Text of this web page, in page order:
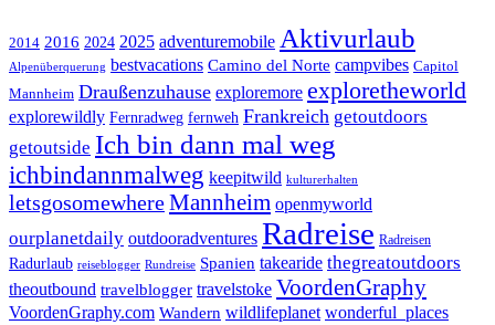
2014 2016 2024 2025 adventuremobile Aktivurlaub
Alpenüberquerung bestvacations Camino del Norte campvibes Capitol
Mannheim Draußenzuhause exploremore exploretheworld
explorewildly Fernradweg fernweh Frankreich getoutdoors
getoutside Ich bin dann mal weg
ichbindannmalweg keepitwild kulturerhalten
letsgosomewhereMannheim openmyworld
ourplanetdaily outdooradventures Radreise Radreisen
Radurlaub reiseblogger Rundreise Spanien takearide thegreatoutdoors
theoutbound travelblogger travelstoke VoordenGraphy
VoordenGraphy.com Wandern wildlifeplanet wonderful_places